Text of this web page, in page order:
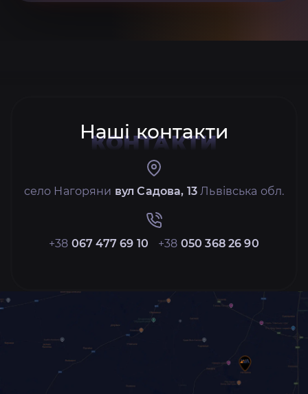
Наші контакти
КОНТАКТИ
село Нагоряни вул Садова, 13 Львівська обл.
+38 067 477 69 10 +38 050 368 26 90